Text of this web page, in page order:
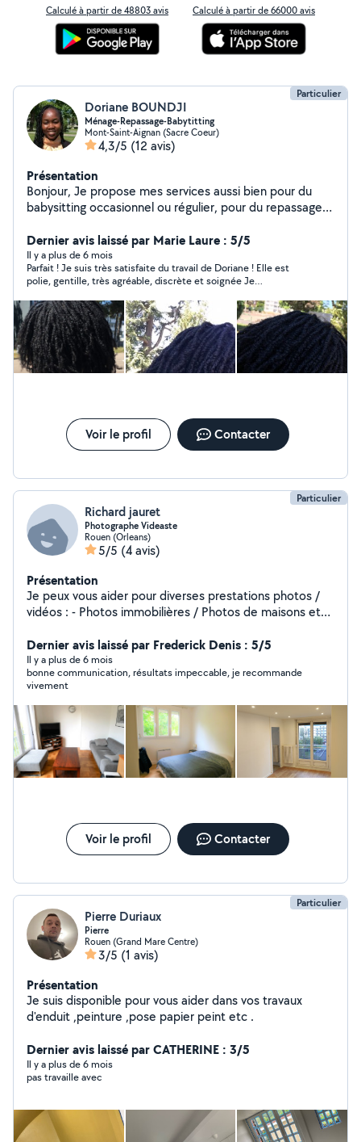
Calculé à partir de 48803 avis Calculé à partir de 66000 avis
Particulier
Doriane BOUNDJI
Ménage-Repassage-Babytitting
Mont-Saint-Aignan (Sacre Coeur)
4,3/5 (12 avis)
Présentation
Bonjour, Je propose mes services aussi bien pour du
babysitting occasionnel ou régulier, pour du repassage
encombrées. J'ai déjà effectué du babysitting dans mon
entourage, les enfants avaient entre 6mois et 12 ans. Et
j'ai fait du bénévolat auprès d'une jeune de 8ans pour
l'aide aux devoirs. Vous pouvez aussi me contacter pour
la coiffure protectrice des MINITWISTS à partir de 30
euros. Je suis plutôt responsable et rassurante.
N'hésitez pas à m'envoyer un message pour plus
d'informations.
Dernier avis laissé par Marie Laure : 5/5
Il y a plus de 6 mois
Parfait ! Je suis très satisfaite du travail de Doriane ! Elle est
polie, gentille, très agréable, discrète et soignée Je
Voir le profil Contacter
Particulier
Richard jauret
Photographe Videaste
Rouen (Orleans)
5/5 (4 avis)
Présentation
Je peux vous aider pour diverses prestations photos /
vidéos : - Photos immobilières / Photos de maisons et
extérieur - Retouche Photos - Montage Vidéos .
Dernier avis laissé par Frederick Denis : 5/5
Il y a plus de 6 mois
bonne communication, résultats impeccable, je recommande
vivement
Voir le profil Contacter
Particulier
Pierre Duriaux
Pierre
Rouen (Grand Mare Centre)
3/5 (1 avis)
Présentation
Je suis disponible pour vous aider dans vos travaux
d'enduit ,peinture ,pose papier peint etc .
Dernier avis laissé par CATHERINE : 3/5
Il y a plus de 6 mois
pas travaille avec